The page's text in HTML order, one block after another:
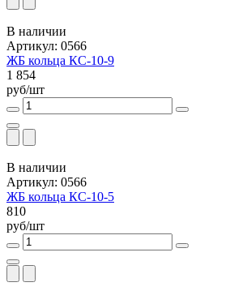
В наличии
Артикул: 0566
ЖБ кольца КС-10-9
1 854
руб/шт
В наличии
Артикул: 0566
ЖБ кольца КС-10-5
810
руб/шт